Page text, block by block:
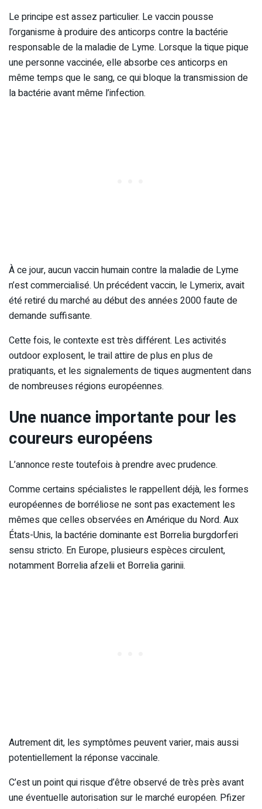
Le principe est assez particulier. Le vaccin pousse
l’organisme à produire des anticorps contre la bactérie
responsable de la maladie de Lyme. Lorsque la tique pique
une personne vaccinée, elle absorbe ces anticorps en
même temps que le sang, ce qui bloque la transmission de
la bactérie avant même l’infection.
À ce jour, aucun vaccin humain contre la maladie de Lyme
n’est commercialisé. Un précédent vaccin, le Lymerix, avait
été retiré du marché au début des années 2000 faute de
demande suffisante.
Cette fois, le contexte est très différent. Les activités
outdoor explosent, le trail attire de plus en plus de
pratiquants, et les signalements de tiques augmentent dans
de nombreuses régions européennes.
Une nuance importante pour les
coureurs européens
L’annonce reste toutefois à prendre avec prudence.
Comme certains spécialistes le rappellent déjà, les formes
européennes de borréliose ne sont pas exactement les
mêmes que celles observées en Amérique du Nord. Aux
États-Unis, la bactérie dominante est Borrelia burgdorferi
sensu stricto. En Europe, plusieurs espèces circulent,
notamment Borrelia afzelii et Borrelia garinii.
Autrement dit, les symptômes peuvent varier, mais aussi
potentiellement la réponse vaccinale.
C’est un point qui risque d’être observé de très près avant
une éventuelle autorisation sur le marché européen. Pfizer